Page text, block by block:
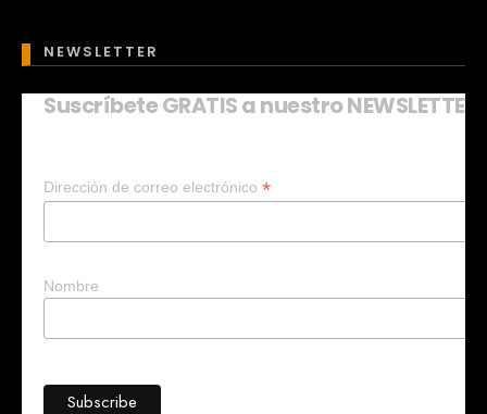
NEWSLETTER
Suscríbete GRATIS a nuestro NEWSLETTER
Dirección de correo electrónico *
Nombre
¿Quieres que te ayude a crear un